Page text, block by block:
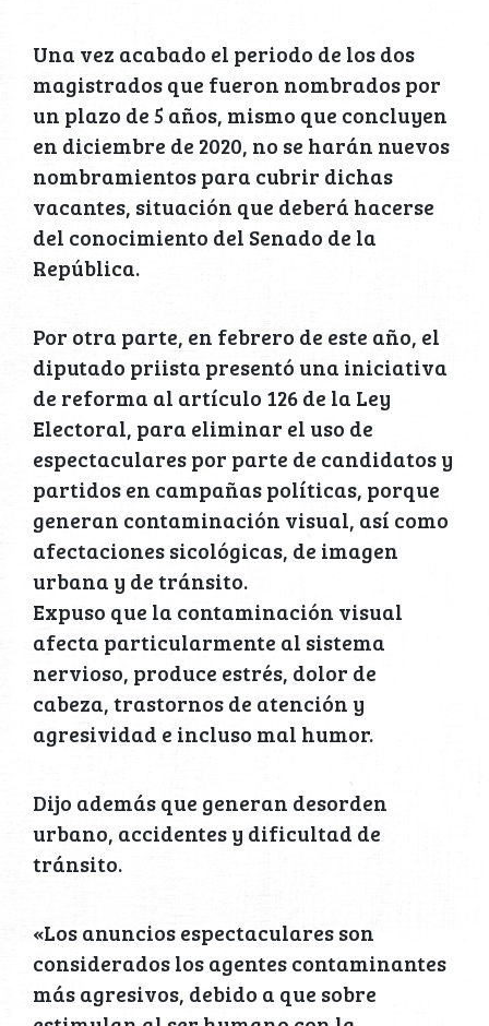
Una vez acabado el periodo de los dos
magistrados que fueron nombrados por
un plazo de 5 años, mismo que concluyen
en diciembre de 2020, no se harán nuevos
nombramientos para cubrir dichas
vacantes, situación que deberá hacerse
del conocimiento del Senado de la
República.
Por otra parte, en febrero de este año, el
diputado priista presentó una iniciativa
de reforma al artículo 126 de la Ley
Electoral, para eliminar el uso de
espectaculares por parte de candidatos y
partidos en campañas políticas, porque
generan contaminación visual, así como
afectaciones sicológicas, de imagen
urbana y de tránsito.
Expuso que la contaminación visual
afecta particularmente al sistema
nervioso, produce estrés, dolor de
cabeza, trastornos de atención y
agresividad e incluso mal humor.
Dijo además que generan desorden
urbano, accidentes y dificultad de
tránsito.
«Los anuncios espectaculares son
considerados los agentes contaminantes
más agresivos, debido a que sobre